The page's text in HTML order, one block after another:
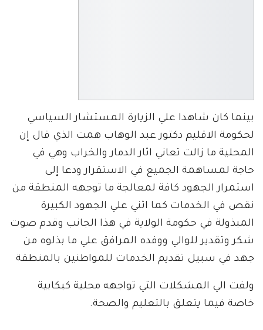
بينما كان شاهدا علي الزيارة المستشار السياسي
لحكومة الاقليم دكتور عبد الوهاب همت الذي قال إن
المحلية ما زالت تعاني اثار الدمار والخراب وهي في
حاجة لمساهمة الجميع في الاستقرار ودعا إلى
استمرار الجهود كافة لمعالجة ما توجهه المنطقة من
نقص في الخدمات كما اثني علي الجهود الكبيرة
المبذولة في حكومة الولاية في هذا الجانب وقدم صوت
شكر وتقدير للوالي ووفده المرافق علي ما بذلوه من
جهد في سبيل تقديم الخدمات للمواطنين بالمنطقة
ولفت الي المشكلات التي تواجهه محلية كبكابية
خاصة فيما يتعلق بالتعليم والصحة.